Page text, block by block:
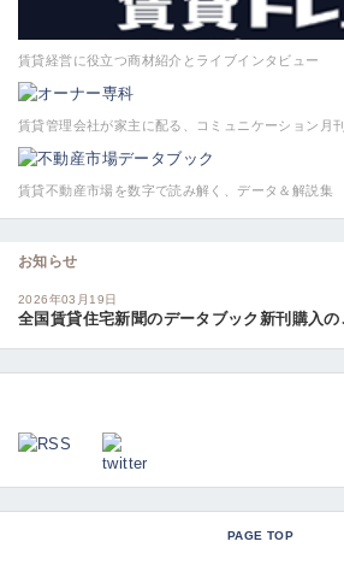
賃貸経営に役立つ商材紹介とライブインタビュー
賃貸管理会社が家主に配る、コミュニケーション月
賃貸不動産市場を数字で読み解く、データ＆解説集
お知らせ
2026年03月19日
全国賃貸住宅新聞のデータブック新刊購入の
PAGE TOP